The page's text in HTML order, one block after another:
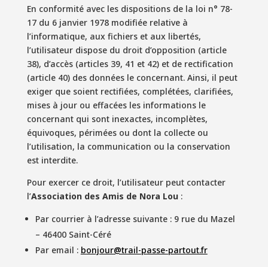
En conformité avec les dispositions de la loi n° 78-
17 du 6 janvier 1978 modifiée relative à
l’informatique, aux fichiers et aux libertés,
l’utilisateur dispose du droit d’opposition (article
38), d’accès (articles 39, 41 et 42) et de rectification
(article 40) des données le concernant. Ainsi, il peut
exiger que soient rectifiées, complétées, clarifiées,
mises à jour ou effacées les informations le
concernant qui sont inexactes, incomplètes,
équivoques, périmées ou dont la collecte ou
l’utilisation, la communication ou la conservation
est interdite.
Pour exercer ce droit, l’utilisateur peut contacter
l’Association des Amis de Nora Lou:
Par courrier à l’adresse suivante : 9 rue du Mazel
– 46400 Saint-Céré
Par email : bonjour@trail-passe-partout.fr